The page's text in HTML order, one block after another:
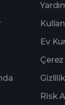
Ev
Risk